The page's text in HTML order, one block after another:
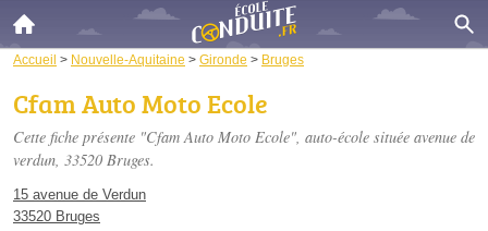
Accueil > Nouvelle-Aquitaine > Gironde > Bruges
Cfam Auto Moto Ecole
Cette fiche présente "Cfam Auto Moto Ecole", auto-école située avenue de
verdun, 33520 Bruges.
15 avenue de Verdun
33520 Bruges